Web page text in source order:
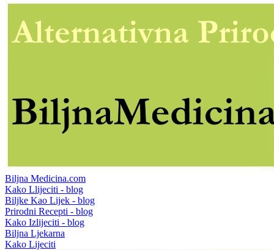
Biljna Medicina.com
Kako Llijeciti - blog
Biljke Kao Lijek - blog
Prirodni Recepti - blog
Kako Izlijeciti - blog
Biljna Ljekarna
Kako Lijeciti